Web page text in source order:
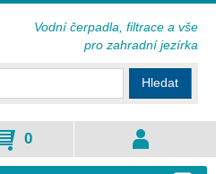
Hledat
0
Vodní čerpadla, filtrace a vše
pro zahradní jezírka